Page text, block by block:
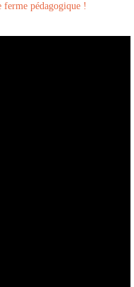
ferme pédagogique !